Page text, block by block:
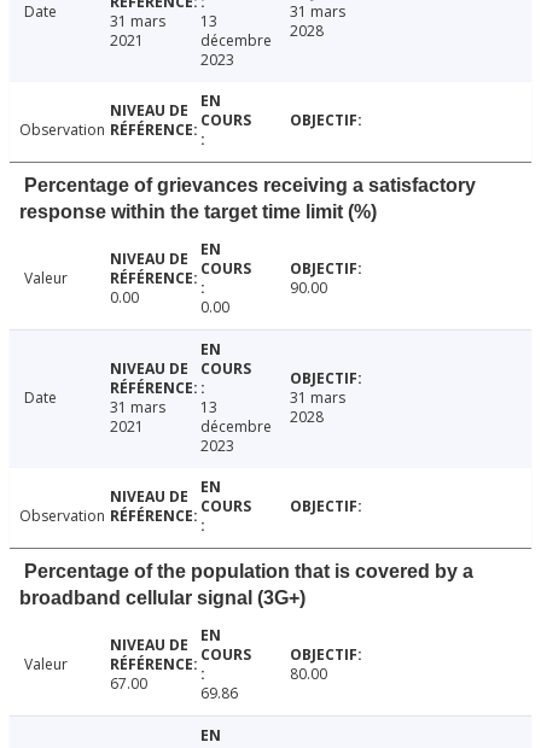
Date
31 mars
2021
13
décembre
2023
31 mars
2028
Observation
Percentage of grievances receiving a satisfactory
response within the target time limit (%)
Valeur
0.00
0.00
90.00
Date
31 mars
2021
13
décembre
2023
31 mars
2028
Observation
Percentage of the population that is covered by a
broadband cellular signal (3G+)
Valeur
67.00
69.86
80.00